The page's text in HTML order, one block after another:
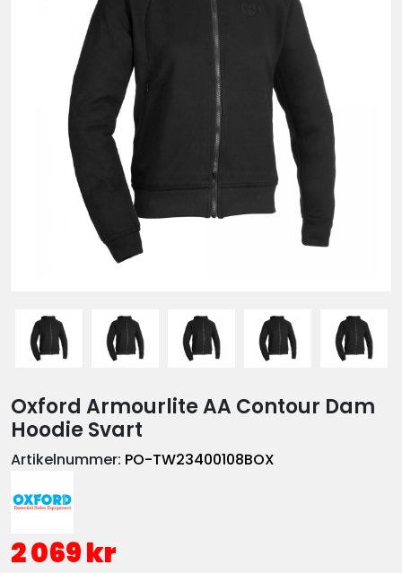
Oxford Armourlite AA Contour Dam
Hoodie Svart
Artikelnummer: PO-TW23400108BOX
2 069 kr